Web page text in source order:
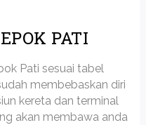
PATI
Pati sesuai tabel
membebaskan diri
kereta dan terminal
akan membawa anda